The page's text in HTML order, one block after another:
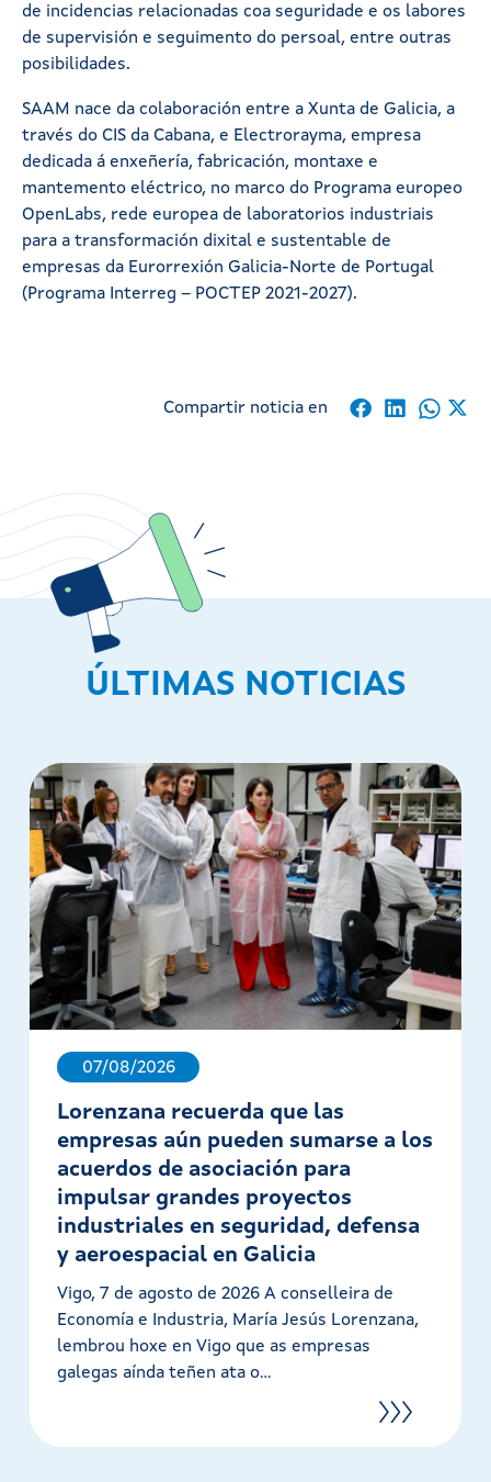
de incidencias relacionadas coa seguridade e os labores
de supervisión e seguimento do persoal, entre outras
posibilidades.
SAAM nace da colaboración entre a Xunta de Galicia, a
través do CIS da Cabana, e Electrorayma, empresa
dedicada á enxeñería, fabricación, montaxe e
mantemento eléctrico, no marco do Programa europeo
OpenLabs, rede europea de laboratorios industriais
para a transformación dixital e sustentable de
empresas da Eurorrexión Galicia-Norte de Portugal
(Programa Interreg – POCTEP 2021-2027).
Compartir noticia en
ÚLTIMAS NOTICIAS
07/08/2026
Lorenzana recuerda que las
empresas aún pueden sumarse a los
acuerdos de asociación para
impulsar grandes proyectos
industriales en seguridad, defensa
y aeroespacial en Galicia
Vigo, 7 de agosto de 2026 A conselleira de
Economía e Industria, María Jesús Lorenzana,
lembrou hoxe en Vigo que as empresas
galegas aínda teñen ata o...